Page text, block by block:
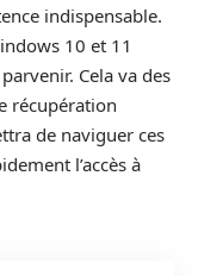
indispensable.
10 et 11
Cela va des
récupération
de naviguer ces
l’accès à